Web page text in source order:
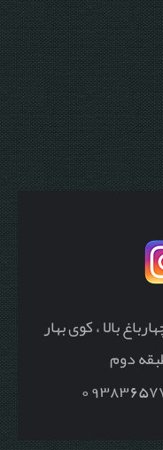
بالا ، کوی بهار
دوم